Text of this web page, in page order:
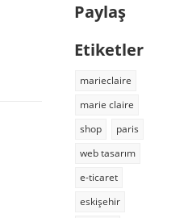
Paylaş
Etiketler
marieclaire
marie claire
shop
paris
web tasarım
e-ticaret
eskişehir